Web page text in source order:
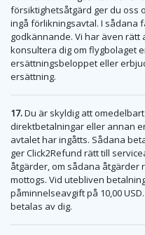
försiktighetsåtgärd ger du oss
ingå förlikningsavtal. I sådana
godkännande. Vi har även
konsultera dig om flygbolaget
ersättningsbeloppet eller
ersättning.
17.Du är skyldig att
direktbetalningar eller annan
avtalet har ingåtts. Sådana
ger Click2Refund rätt till
åtgärder, om sådana åtgärder
mottogs. Vid utebliven
påminnelseavgift på 10,00
betalas av dig.